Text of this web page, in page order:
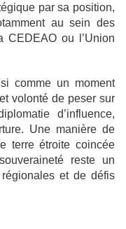
par sa position,
au sein des
CEDEAO ou l’Union
comme un moment
volonté de peser sur
d’influence,
Une manière de
terre étroite coincée
reste un
et de défis